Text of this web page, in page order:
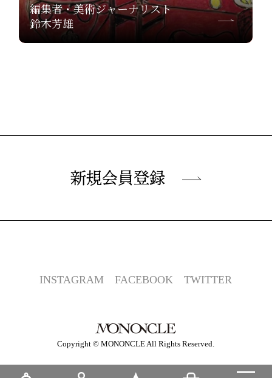
編集者・美術ジャーナリスト
鈴木芳雄
新規会員登録
INSTAGRAM FACEBOOK TWITTER
Copyright © MONONCLE All Rights Reserved.